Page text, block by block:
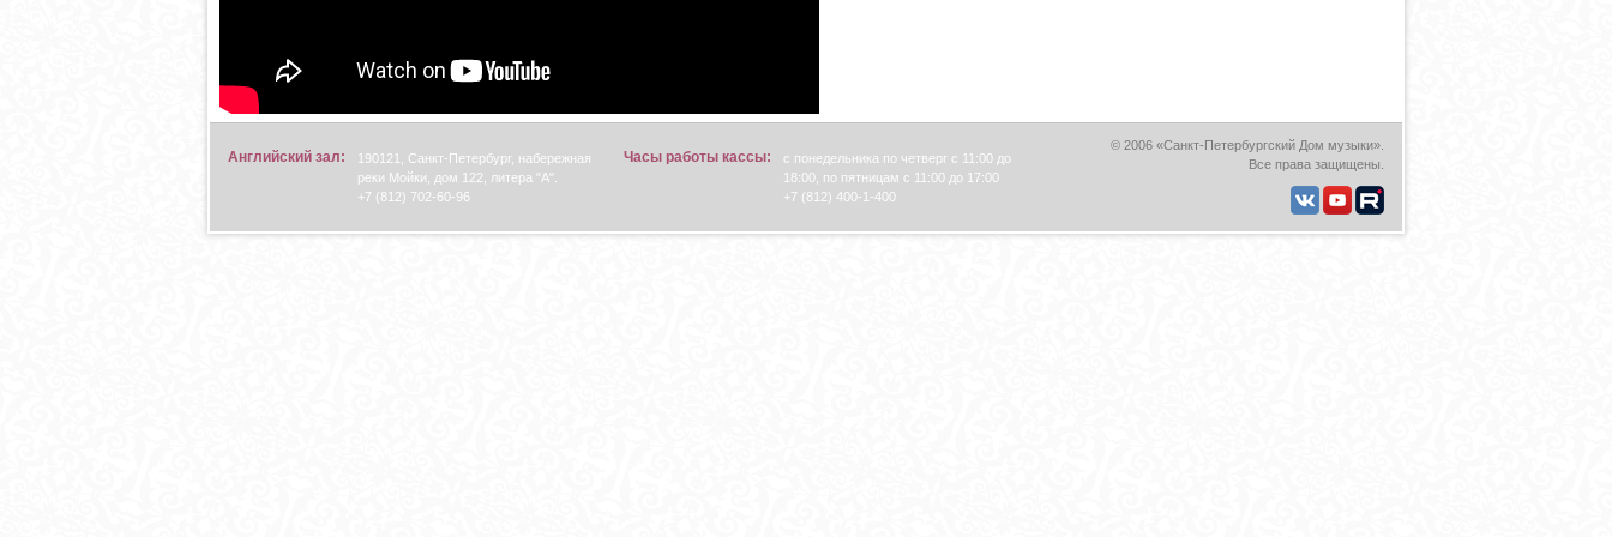
Английский зал:
190121, Санкт-Петербург, набережная
реки Мойки, дом 122, литера "А".
+7 (812) 702-60-96
Часы работы кассы:
с понедельника по четверг с 11:00 до
18:00, по пятницам с 11:00 до 17:00
+7 (812) 400-1-400
© 2006 «Санкт-Петербургский Дом музыки».
Все права защищены.